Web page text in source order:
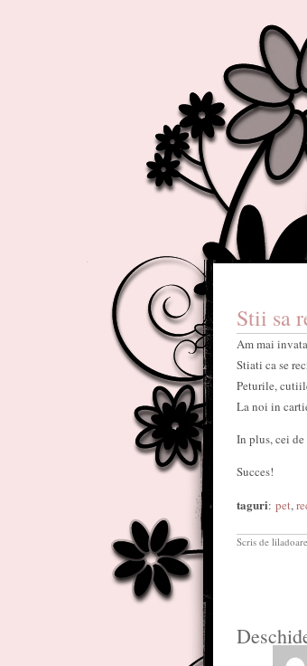
Stii sa
Am mai
Stiati ca se
Peturile,
La noi in
In plus, cei
Succes!
taguri: pet,
Scris de